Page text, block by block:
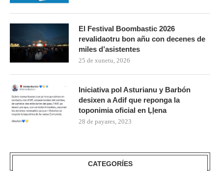
El Festival Boombastic 2026
revalidaotru bon añu con decenes de
miles d’asistentes
25 de xunetu, 2026
Iniciativa pol Asturianu y Barbón
desixen a Adif que reponga la
toponimia oficial en Ḷḷena
28 de payares, 2023
CATEGORÍES